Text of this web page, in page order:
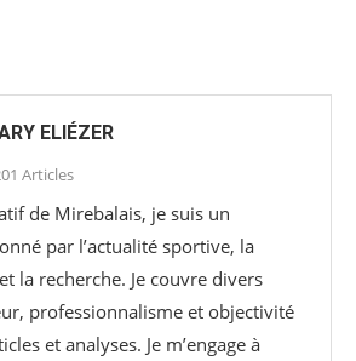
ELIÉZER
Articles
de Mirebalais, je suis un
par l’actualité sportive, la
la recherche. Je couvre divers
professionnalisme et objectivité
et analyses. Je m’engage à